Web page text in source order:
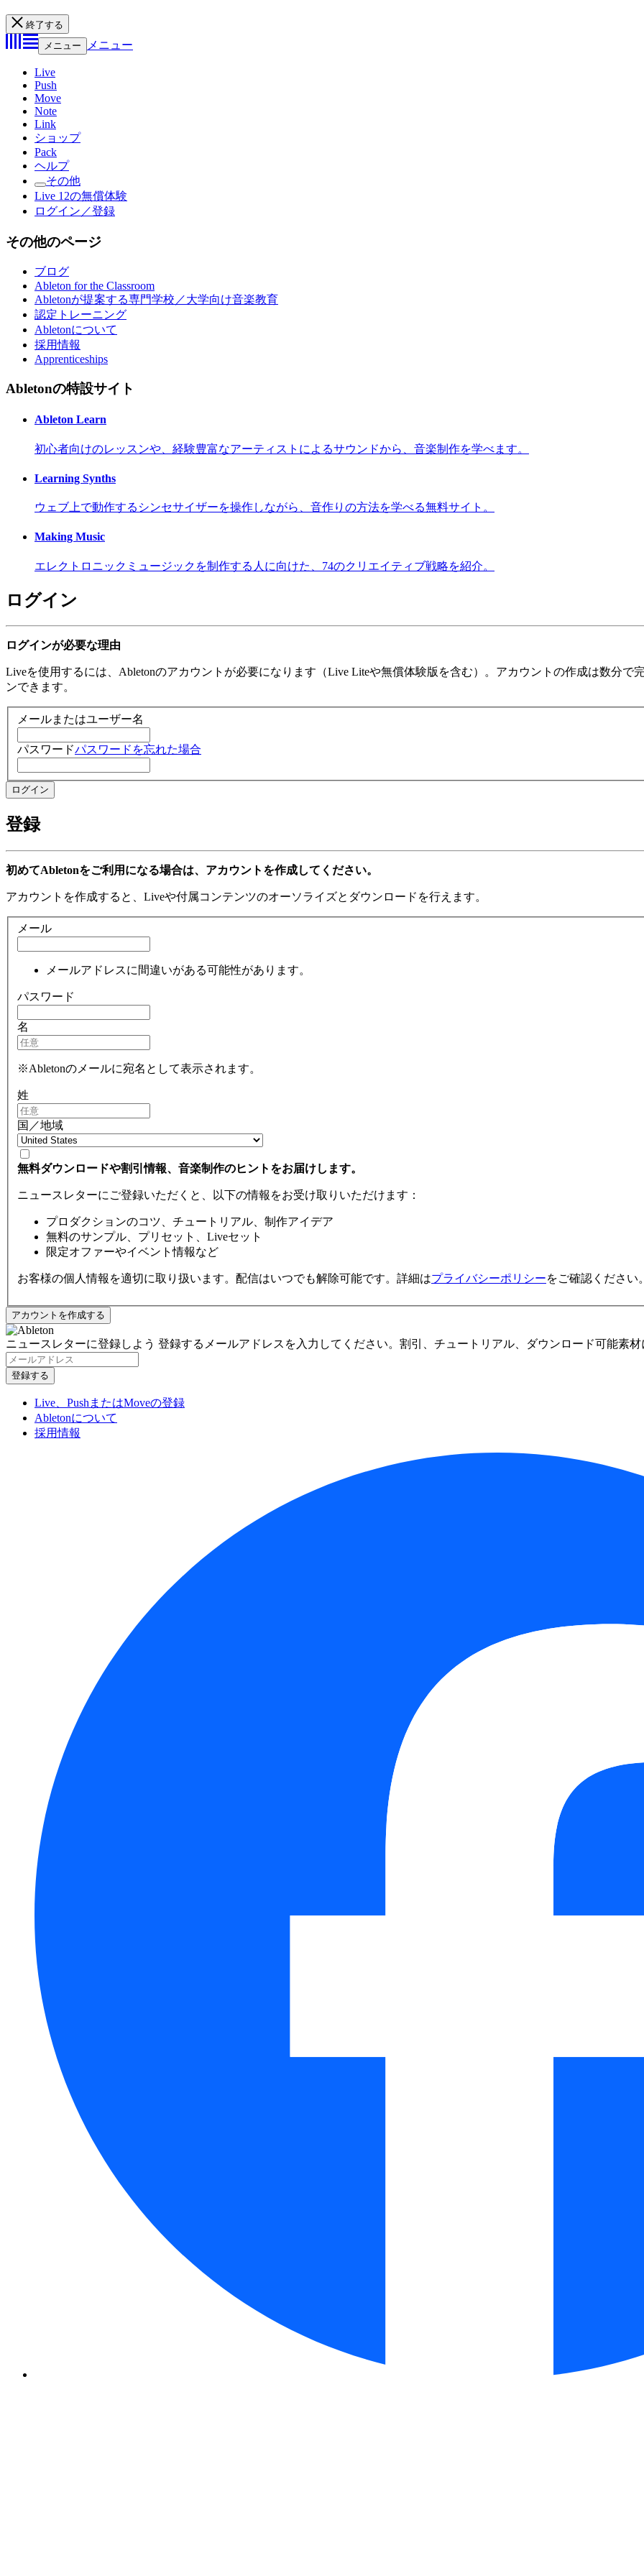
終了する
メニュー
メニュー
Live
Push
Move
Note
Link
ショップ
Pack
ヘルプ
その他
Live 12の無償体験
ログイン／登録
その他のページ
ブログ
Ableton for the Classroom
Abletonが提案する専門学校／大学向け音楽教育
認定トレーニング
Abletonについて
採用情報
Apprenticeships
Abletonの特設サイト
Ableton Learn
初心者向けのレッスンや、経験豊富なアーティストによるサウンドから、音楽制作を学べます。
Learning Synths
ウェブ上で動作するシンセサイザーを操作しながら、音作りの方法を学べる無料サイト。
Making Music
エレクトロニックミュージックを制作する人に向けた、74のクリエイティブ戦略を紹介。
ログイン
ログインが必要な理由
Liveを使用するには、Abletonのアカウントが必要になります（Live Liteや無償体験版を含む）。アカウントの作成は数分
ンできます。
メールまたはユーザー名
パスワードパスワードを忘れた場合
登録
初めてAbletonをご利用になる場合は、アカウントを作成してください。
アカウントを作成すると、Liveや付属コンテンツのオーソライズとダウンロードを行えます。
メール
メールアドレスに間違いがある可能性があります。
パスワード
名
※Abletonのメールに宛名として表示されます。
姓
国／地域
無料ダウンロードや割引情報、音楽制作のヒントをお届けします。
ニュースレターにご登録いただくと、以下の情報をお受け取りいただけます：
プロダクションのコツ、チュートリアル、制作アイデア
無料のサンプル、プリセット、Liveセット
限定オファーやイベント情報など
お客様の個人情報を適切に取り扱います。配信はいつでも解除可能です。詳細はプライバシーポリシーをご確認ください
ニュースレターに登録しよう 登録するメールアドレスを入力してください。割引、チュートリアル、ダウンロード可能素
Live、PushまたはMoveの登録
Abletonについて
採用情報